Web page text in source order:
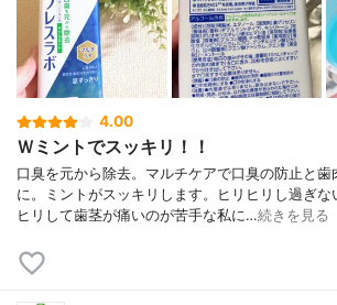
4.00
Ｗミントでスッキリ！！
口臭を元から除去。マルチケアで口臭の防止と
に。ミントがスッキリします。ヒリヒリし過ぎな
ヒリして歯茎が痛いのが苦手な私に…続きを見る